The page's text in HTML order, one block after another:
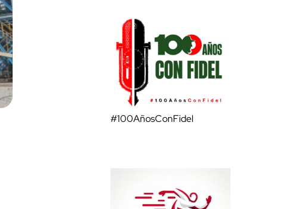
#100AñosConFidel